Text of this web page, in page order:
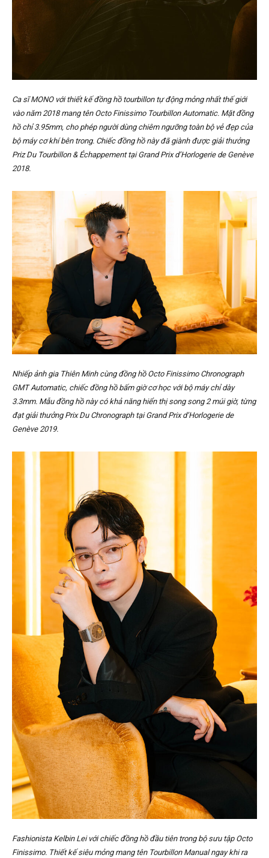
Ca sĩ MONO với thiết kế đồng hồ tourbillon tự động mỏng nhất thế giới
vào năm 2018 mang tên Octo Finissimo Tourbillon Automatic. Mặt đồng
hồ chỉ 3.95mm, cho phép người dùng chiêm ngưỡng toàn bộ vẻ đẹp của
bộ máy cơ khí bên trong. Chiếc đồng hồ này đã giành được giải thưởng
Priz Du Tourbillon & Échappement tại Grand Prix d’Horlogerie de Genève
2018.
Nhiếp ảnh gia Thiên Minh cùng đồng hồ Octo Finissimo Chronograph
GMT Automatic, chiếc đồng hồ bấm giờ cơ học với bộ máy chỉ dày
3.3mm. Mẫu đồng hồ này có khả năng hiển thị song song 2 múi giờ, từng
đạt giải thưởng Prix Du Chronograph tại Grand Prix d’Horlogerie de
Genève 2019.
Fashionista Kelbin Lei với chiếc đồng hồ đầu tiên trong bộ sưu tập Octo
Finissimo. Thiết kế siêu mỏng mang tên Tourbillon Manual ngay khi ra